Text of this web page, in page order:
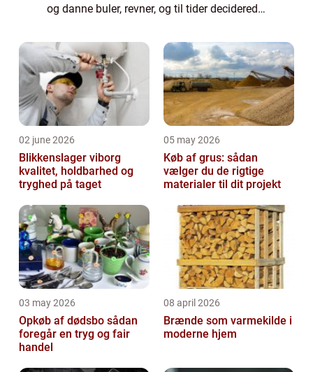
og danne buler, revner, og til tider deciderede
en g...
02 june 2026
Blikkenslager viborg
kvalitet, holdbarhed og
tryghed på taget
05 may 2026
Køb af grus: sådan
vælger du de rigtige
materialer til dit projekt
03 may 2026
Opkøb af dødsbo sådan
foregår en tryg og fair
handel
08 april 2026
Brænde som varmekilde i
moderne hjem